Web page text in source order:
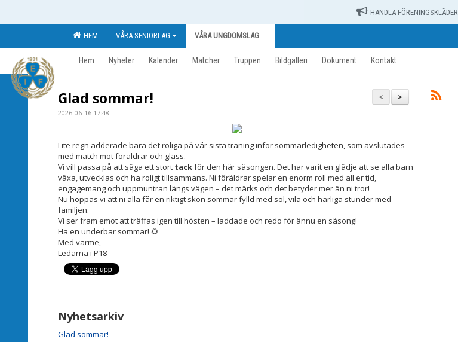
HANDLA FÖRENINGSKLÄDER
HEM VÅRA SENIORLAG VÅRA UNGDOMSLAG
Hem Nyheter Kalender Matcher Truppen Bildgalleri Dokument Kontakt
>
<
Glad sommar!
2026-06-16 17:48
Lite regn adderade bara det roliga på vår sista träning inför sommarledigheten, som avslutades
med match mot föräldrar och glass.
Vi vill passa på att säga ett stort tackför den här säsongen. Det har varit en glädje att se alla barn
växa, utvecklas och ha roligt tillsammans. Ni föräldrar spelar en enorm roll med all er tid,
engagemang och uppmuntran längs vägen – det märks och det betyder mer än ni tror!
Nu hoppas vi att ni alla får en riktigt skön sommar fylld med sol, vila och härliga stunder med
familjen.
Vi ser fram emot att träffas igen till hösten – laddade och redo för ännu en säsong!
Ha en underbar sommar! 🌻
Med värme,
Ledarna i P18
Nyhetsarkiv
Glad sommar!